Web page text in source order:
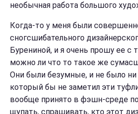
необычная работа большого
Когда-то у меня были
сногсшибательного
Бурениной, и я очень прошу ее с
можно ли что то такое же
Они были безумные, и не было ни
который бы не заметил эти
вообще принято в фэшн-среде
щупать, спрашивать, кто этот